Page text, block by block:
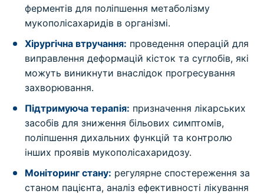
ферментів для поліпшення метаболізму
мукополісахаридів в організмі.
Хірургічна втручання: проведення операцій для
виправлення деформацій кісток та суглобів, які
можуть виникнути внаслідок прогресування
захворювання.
Підтримуюча терапія: призначення лікарських
засобів для зниження більових симптомів,
поліпшення дихальних функцій та контролю
інших проявів мукополісахаридозу.
Моніторинг стану: регулярне спостереження за
станом пацієнта, аналіз ефективності лікування